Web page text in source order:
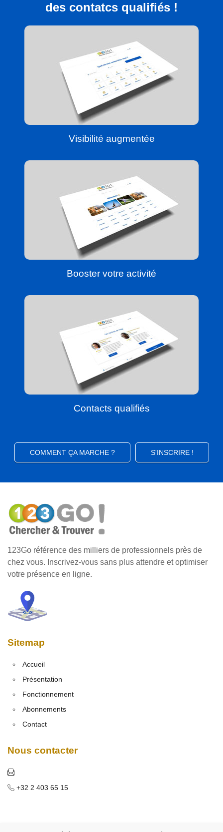
des contatcs qualifiés !
Visibilité augmentée
Booster votre activité
Contacts qualifiés
COMMENT ÇA MARCHE ? S'INSCRIRE !
123Go référence des milliers de professionnels près de
chez vous. Inscrivez-vous sans plus attendre et optimiser
votre présence en ligne.
Sitemap
Accueil
Présentation
Fonctionnement
Abonnements
Contact
Nous contacter
+32 2 403 65 15